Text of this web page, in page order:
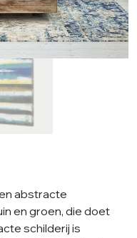
abstracte
en groen, die doet
schilderij is